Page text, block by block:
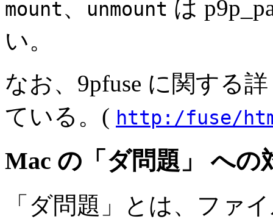
mount、 unmount は
い。
なお、9pfuse に関する
ている。( http:/fuse/
Mac の「ダ問題」 への
「ダ問題」とは、ファ